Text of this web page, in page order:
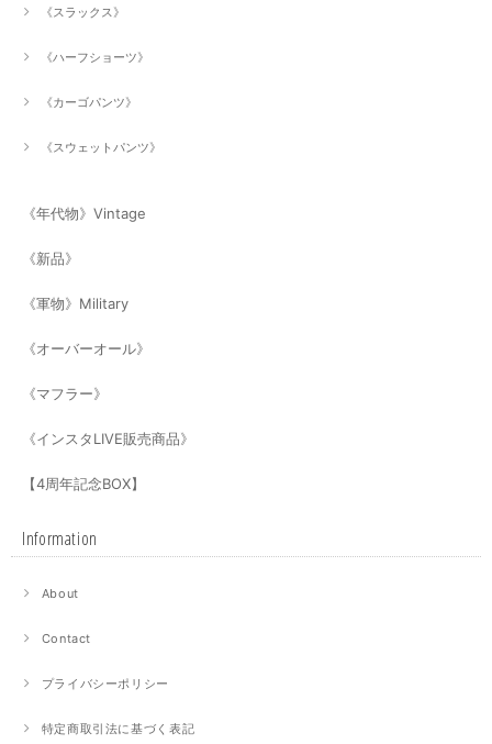
《スラックス》
《ハーフショーツ》
《カーゴパンツ》
《スウェットパンツ》
《年代物》Vintage
《新品》
《軍物》Military
《オーバーオール》
《マフラー》
《インスタLIVE販売商品》
【4周年記念BOX】
Information
About
Contact
プライバシーポリシー
特定商取引法に基づく表記